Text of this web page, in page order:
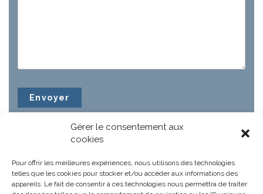
Gérer le consentement aux
cookies
Pour offrir les meilleures expériences, nous utilisons des technologies
telles que les cookies pour stocker et/ou accéder aux informations des
appareils. Le fait de consentir à ces technologies nous permettra de traiter